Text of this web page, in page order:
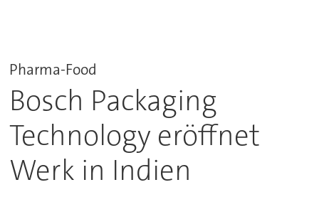
Pharma-Food
Bosch Packaging
Technology eröffnet
Werk in Indien